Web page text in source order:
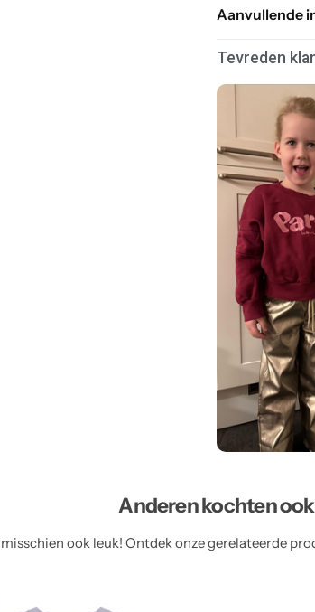
Aanvullende
Tevreden
Anderen kochten ook
ook leuk! Ontdek onze gerelateerde